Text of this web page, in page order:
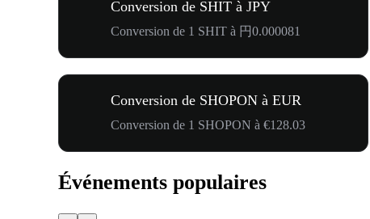
Conversion de SHIT à JPY
Conversion de 1 SHIT à 円0.000081
Conversion de SHOPON à EUR
Conversion de 1 SHOPON à €128.03
Événements populaires